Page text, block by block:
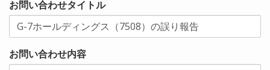
お問い合わせタイトル
お問い合わせ内容